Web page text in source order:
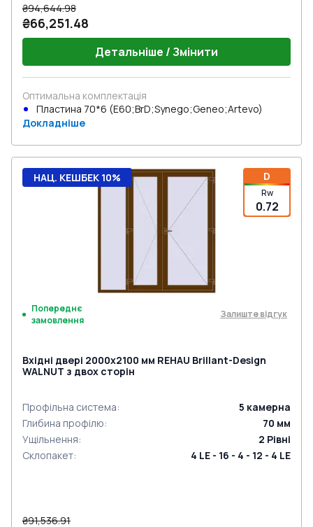
₴94,644.98
₴66,251.48
Детальніше / Змінити
Оптимальна комплектація
Пластина 70*6 (E60;BrD;Synego;Geneo;Artevo)
Докладніше
D
Rw
0.72
НАЦ. КЕШБЕК 10%
Попереднє
замовлення
Залиште відгук
Вхідні двері 2000x2100 мм REHAU Brillant-Design
WALNUT з двох сторін
Профільна система: 5 камерна
Глибина профілю: 70 мм
Ущільнення: 2 Рівні
Склопакет: 4 LE - 16 - 4 - 12 - 4 LE
₴91,536.91